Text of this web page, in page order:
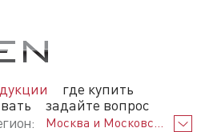
где купить
задайте вопрос
Москва и Московская